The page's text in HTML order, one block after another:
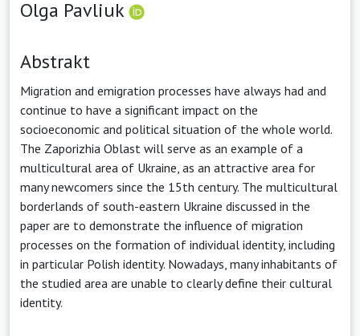
Olga Pavliuk
Abstrakt
Migration and emigration processes have always had and
continue to have a significant impact on the
socioeconomic and political situation of the whole world.
The Zaporizhia Oblast will serve as an example of a
multicultural area of Ukraine, as an attractive area for
many newcomers since the 15th century. The multicultural
borderlands of south-eastern Ukraine discussed in the
paper are to demonstrate the influence of migration
processes on the formation of individual identity, including
in particular Polish identity. Nowadays, many inhabitants of
the studied area are unable to clearly define their cultural
identity.